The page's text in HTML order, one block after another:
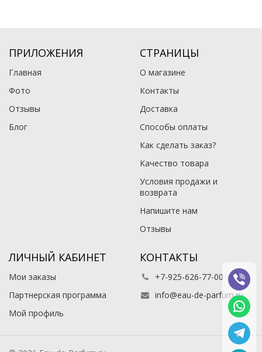
ПРИЛОЖЕНИЯ
Главная
Фото
Отзывы
Блог
СТРАНИЦЫ
О магазине
Контакты
Доставка
Способы оплаты
Как сделать заказ?
Качество товара
Условия продажи и
возврата
Напишите нам
Отзывы
ЛИЧНЫЙ КАБИНЕТ
Мои заказы
Партнерская программа
Мой профиль
КОНТАКТЫ
+7-925-626-77-00
info@eau-de-parfum.ru